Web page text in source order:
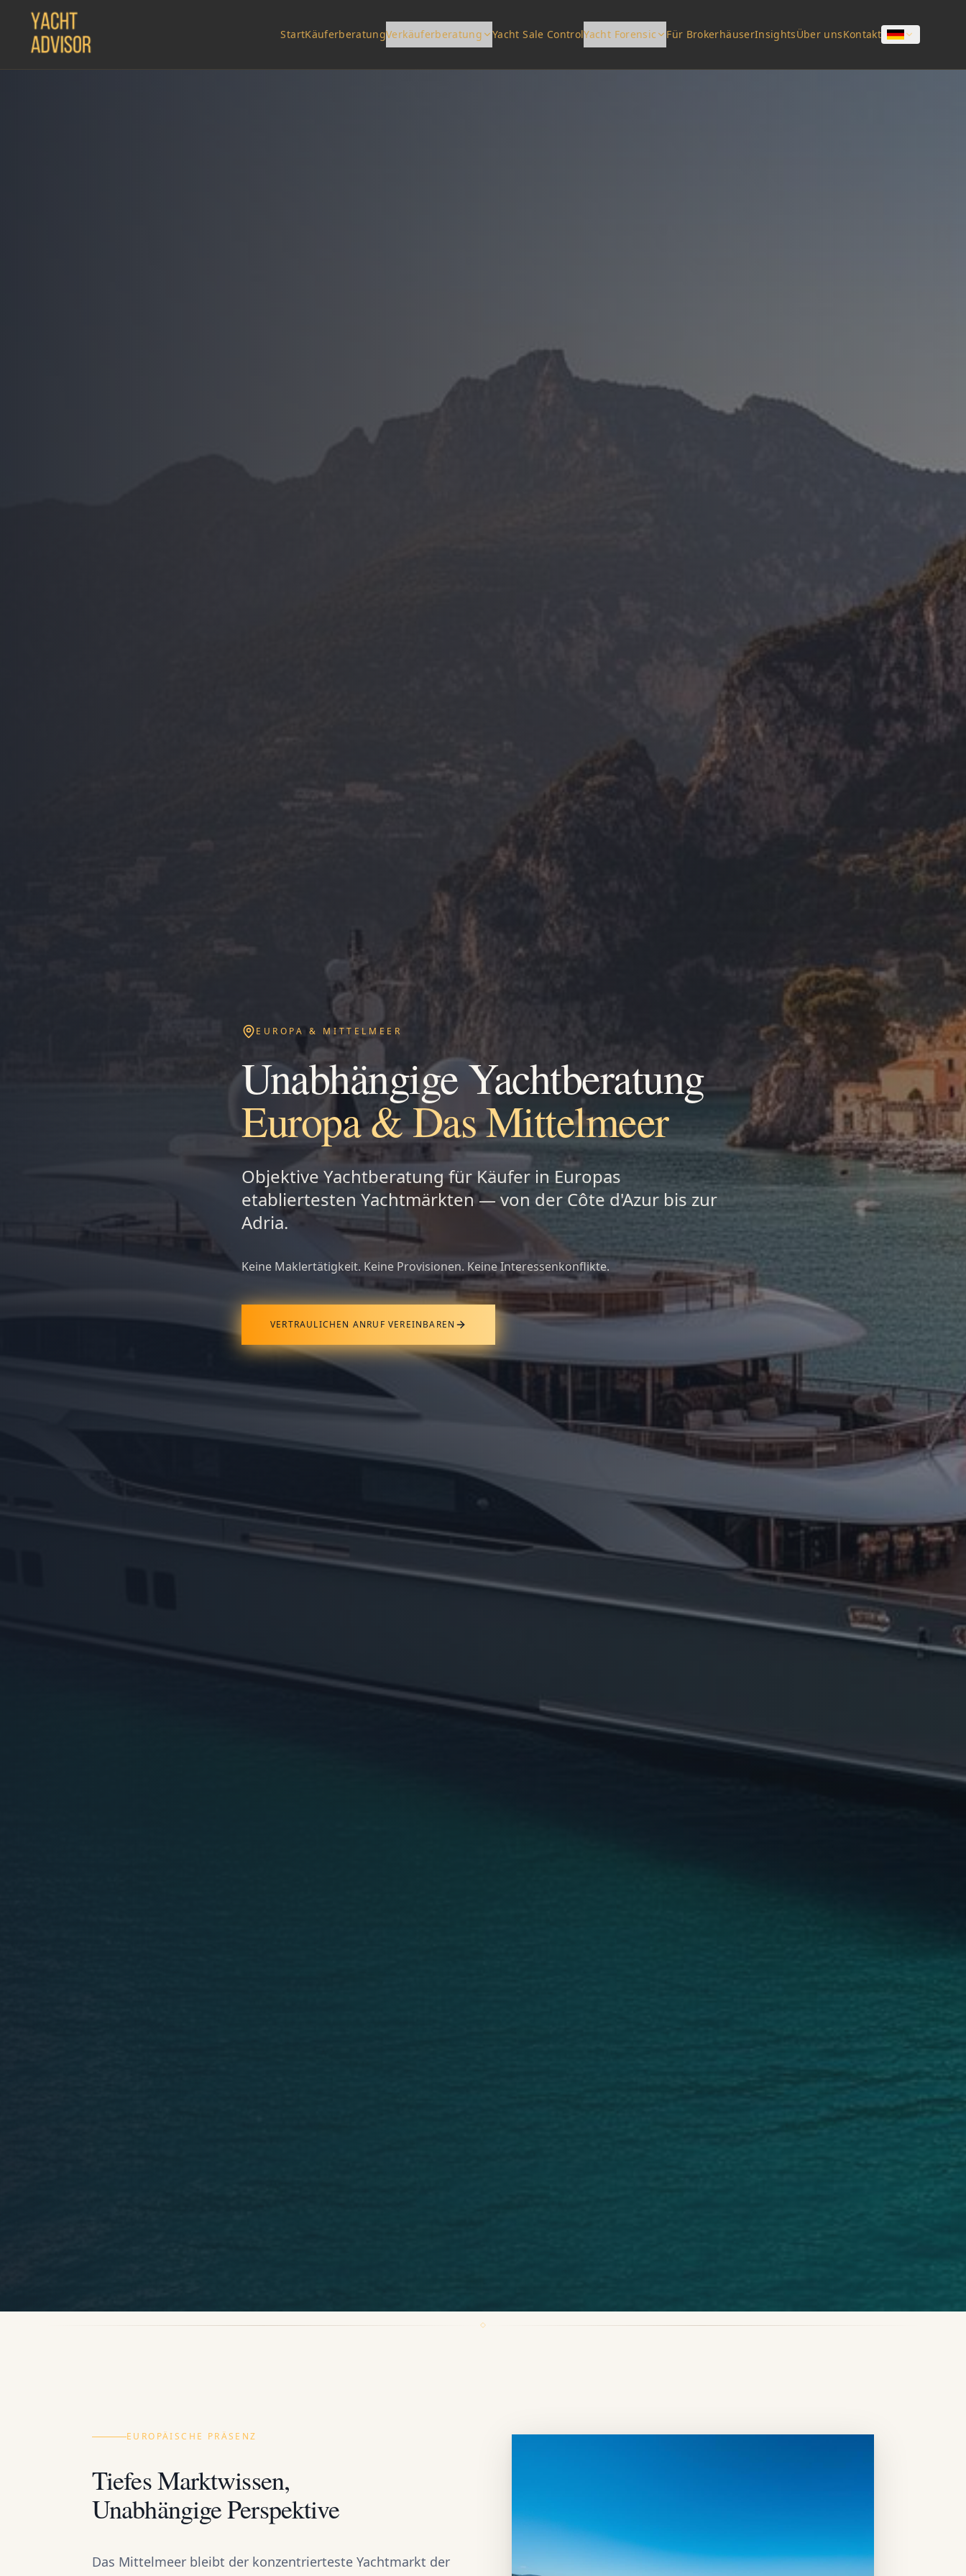
StartKäuferberatungVerkäuferberatung Yacht Sale ControlYacht Forensic Für BrokerhäuserInsightsÜber unsKontakt
EUROPA & MITTELMEER
Unabhängige Yachtberatung
Europa & Das Mittelmeer
Objektive Yachtberatung für Käufer in Europas
etabliertesten Yachtmärkten — von der Côte d'Azur bis zur
Adria.
Keine Maklertätigkeit. Keine Provisionen. Keine Interessenkonflikte.
VERTRAULICHEN ANRUF VEREINBAREN
EUROPÄISCHE PRÄSENZ
Tiefes Marktwissen,
Unabhängige Perspektive
Das Mittelmeer bleibt der konzentrierteste Yachtmarkt der